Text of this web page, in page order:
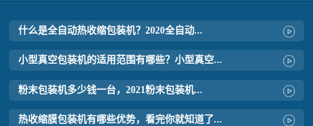
什么是全自动热收缩包装机？2020全自动...
小型真空包装机的适用范围有哪些？小型真空...
粉末包装机多少钱一台，2021粉末包装机...
热收缩膜包装机有哪些优势，看完你就知道了...